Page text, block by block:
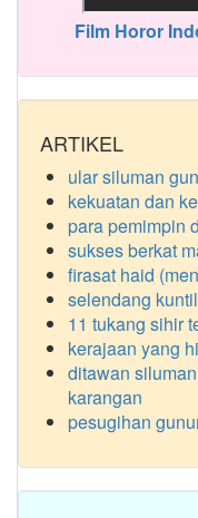
Film Horor
ARTIKEL
ular siluman
kekuatan dan
para pemimpin
sukses berkat
firasat haid
selendang
11 tukang sihir
kerajaan yang
ditawan
karangan
pesugihan